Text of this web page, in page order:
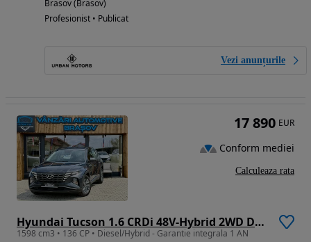
Brasov (Brasov)
Profesionist • Publicat
Vezi anunțurile
Hyundai Tucson 1.6 CRDi 48V-Hybrid 2WD DCT Select
1598 cm3 • 136 CP • Diesel/Hybrid - Garantie integrala 1 AN
17 890 EUR
Conform mediei
Calculeaza rata